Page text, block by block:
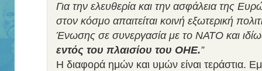
Για την ελευθερία και την ασφάλεια της
στον κόσμο απαιτείται κοινή εξωτερική
Ένωσης σε συνεργασία με το ΝΑΤΟ και
εντός του πλαισίου του ΟΗΕ.”
Η διαφορά ημών και υμών είναι τεράστια.